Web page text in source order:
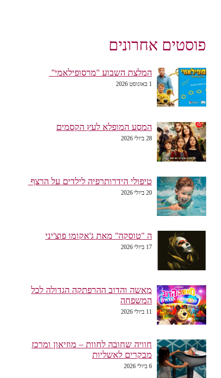
פוסטים אחרונים
המלצת השבוע "מרסופילאמי"
1 באוגוסט 2026
המסע המופלא לעץ הקסמים
28 ביולי 2026
טיפולי הידרותרפיה לילדים על הרצף
20 ביולי 2026
ה "טוסקה" מאת ג'אקומו פוצ'יני
17 ביולי 2026
מאשה והדוב ההרפתקה הגדולה לכל
המשפחה
11 ביולי 2026
חוויה שחובה לחוות – מוזיאון ומרכז
מבקרים לאשליות
6 ביולי 2026